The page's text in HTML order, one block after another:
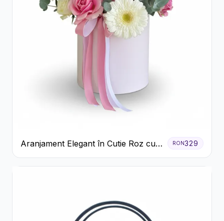
Aranjament Elegant în Cutie Roz cu
Trandafiri și Gerbera
RON329